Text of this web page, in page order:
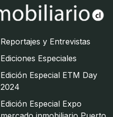
Reportajes y Entrevistas
Ediciones Especiales
Edición Especial ETM Day
2024
Edición Especial Expo